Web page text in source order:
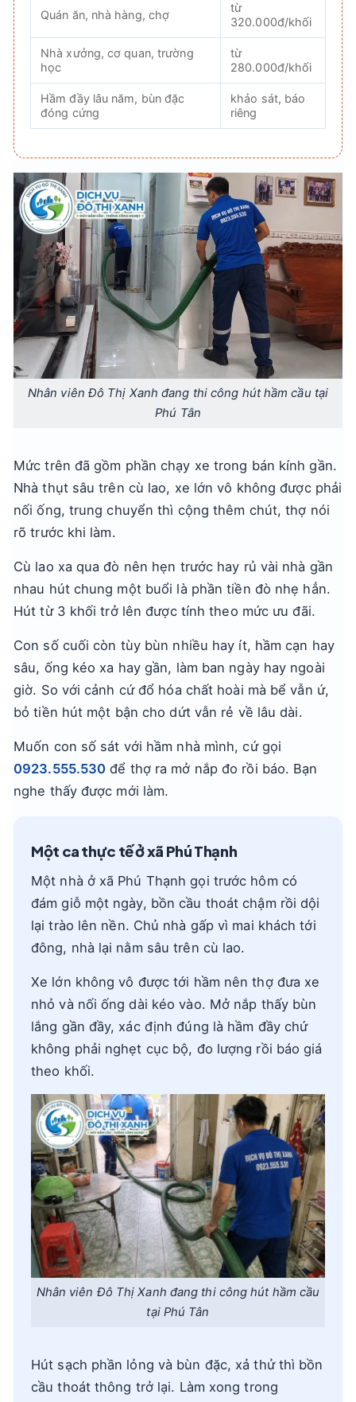
Quán ăn, nhà hàng, chợ
từ
320.000đ/khối
Nhà xưởng, cơ quan, trường
học
từ
280.000đ/khối
Hầm đầy lâu năm, bùn đặc
đóng cứng
khảo sát, báo
riêng
Nhân viên Đô Thị Xanh đang thi công hút hầm cầu tại
Phú Tân
Mức trên đã gồm phần chạy xe trong bán kính gần.
Nhà thụt sâu trên cù lao, xe lớn vô không được phải
nối ống, trung chuyển thì cộng thêm chút, thợ nói
rõ trước khi làm.
Cù lao xa qua đò nên hẹn trước hay rủ vài nhà gần
nhau hút chung một buổi là phần tiền đò nhẹ hẳn.
Hút từ 3 khối trở lên được tính theo mức ưu đãi.
Con số cuối còn tùy bùn nhiều hay ít, hầm cạn hay
sâu, ống kéo xa hay gần, làm ban ngày hay ngoài
giờ. So với cảnh cứ đổ hóa chất hoài mà bể vẫn ứ,
bỏ tiền hút một bận cho dứt vẫn rẻ về lâu dài.
Muốn con số sát với hầm nhà mình, cứ gọi
0923.555.530 để thợ ra mở nắp đo rồi báo. Bạn
nghe thấy được mới làm.
Một ca thực tế ở xã Phú Thạnh
Một nhà ở xã Phú Thạnh gọi trước hôm có
đám giỗ một ngày, bồn cầu thoát chậm rồi dội
lại trào lên nền. Chủ nhà gấp vì mai khách tới
đông, nhà lại nằm sâu trên cù lao.
Xe lớn không vô được tới hầm nên thợ đưa xe
nhỏ và nối ống dài kéo vào. Mở nắp thấy bùn
lắng gần đầy, xác định đúng là hầm đầy chứ
không phải nghẹt cục bộ, đo lượng rồi báo giá
theo khối.
Nhân viên Đô Thị Xanh đang thi công hút hầm cầu
tại Phú Tân
Hút sạch phần lỏng và bùn đặc, xả thử thì bồn
cầu thoát thông trở lại. Làm xong trong